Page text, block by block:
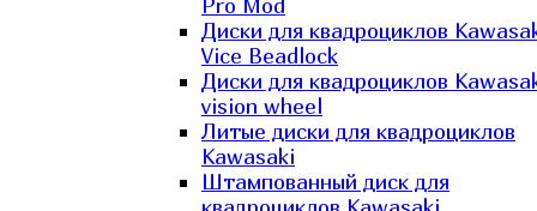
Pro Mod
Диски для квадроциклов
Vice Beadlock
Диски для квадроциклов
vision wheel
Литые диски для квадроциклов
Kawasaki​
Штампованный диск для